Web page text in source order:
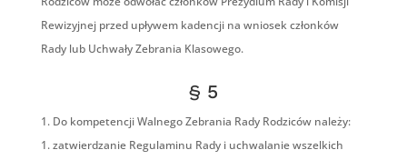
Rewizyjnej przed upływem kadencji na wniosek członków
Rady lub Uchwały Zebrania Klasowego.
§ 5
Do kompetencji Walnego Zebrania Rady Rodziców należy:
zatwierdzanie Regulaminu Rady i uchwalanie wszelkich